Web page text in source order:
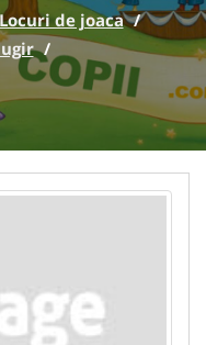
de joaca /
/